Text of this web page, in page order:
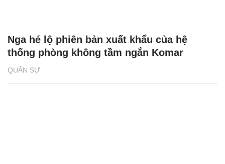
QUÂN SỰ
Nga hé lộ phiên bản xuất khẩu của hệ
thống phòng không tầm ngắn Komar